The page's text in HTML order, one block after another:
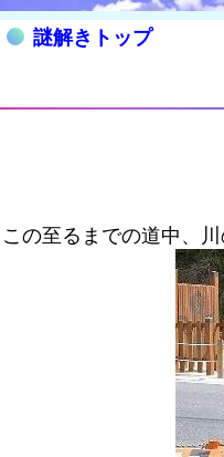
謎解きトップ
の至るまでの道中、